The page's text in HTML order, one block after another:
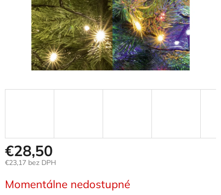
€28,50
€23,17 bez DPH
cena:
Momentálne nedostupné